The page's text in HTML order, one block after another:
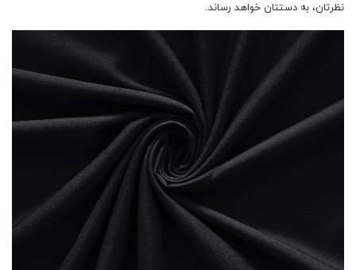
نظرتان، به دستتان خواهد رساند.